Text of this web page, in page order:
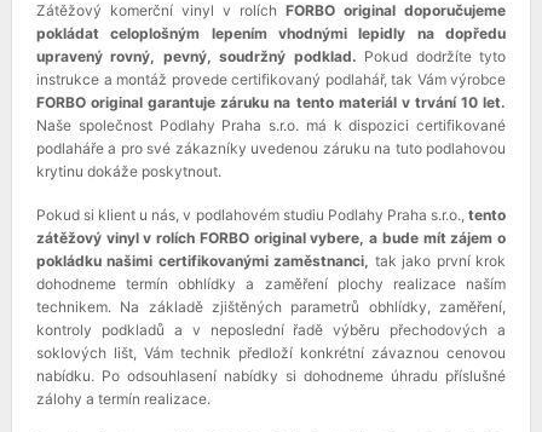
Zátěžový komerční vinyl v rolích FORBO original doporučujeme
pokládat celoplošným lepením vhodnými lepidly na dopředu
upravený rovný, pevný, soudržný podklad. Pokud dodržíte tyto
instrukce a montáž provede certifikovaný podlahář, tak Vám výrobce
FORBO original garantuje záruku na tento materiál v trvání 10 let.
Naše společnost Podlahy Praha s.r.o. má k dispozici certifikované
podlaháře a pro své zákazníky uvedenou záruku na tuto podlahovou
krytinu dokáže poskytnout.
Pokud si klient u nás, v podlahovém studiu Podlahy Praha s.r.o., tento
zátěžový vinyl v rolích FORBO original vybere, a bude mít zájem o
pokládku našimi certifikovanými zaměstnanci, tak jako první krok
dohodneme termín obhlídky a zaměření plochy realizace naším
technikem. Na základě zjištěných parametrů obhlídky, zaměření,
kontroly podkladů a v neposlední řadě výběru přechodových a
soklových lišt, Vám technik předloží konkrétní závaznou cenovou
nabídku. Po odsouhlasení nabídky si dohodneme úhradu příslušné
zálohy a termín realizace.